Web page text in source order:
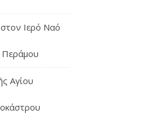
Ιερό Ναό
Περάμου
Αγίου